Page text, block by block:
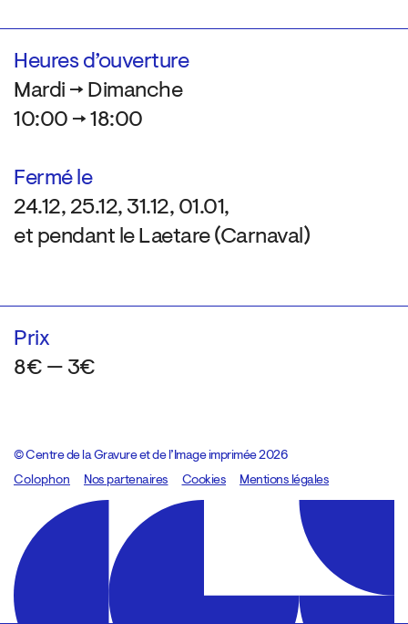
Heures d’ouverture
Mardi → Dimanche
10:00 → 18:00
Fermé le
24.12, 25.12, 31.12, 01.01,
et pendant le Laetare (Carnaval)
Prix
8€ — 3€
© Centre de la Gravure et de l’Image imprimée 2026
Colophon
Design:Marcel Kaczmarek, code:8080.studio
Nos partenaires Cookies Mentions légales